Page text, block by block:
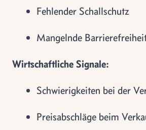
Fehlender Schallschutz
Mangelnde
Wirtschaftliche Signale:
Schwierigkeiten bei der
Preisabschläge beim